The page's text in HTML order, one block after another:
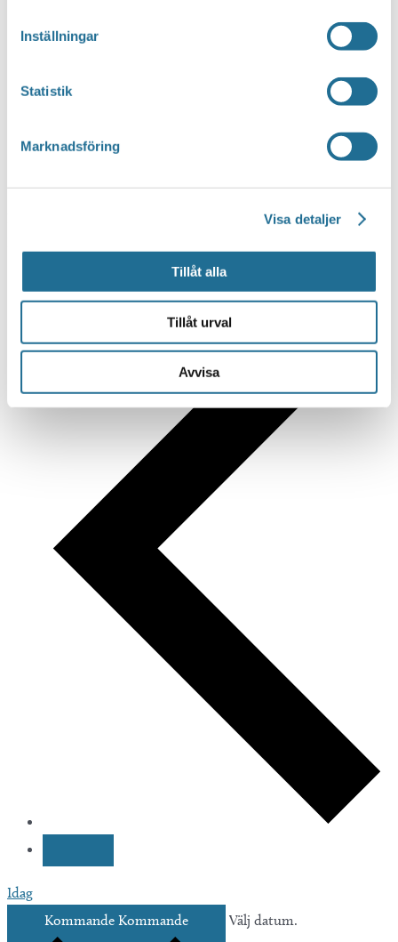
Inställningar
Statistik
Marknadsföring
Visa detaljer
Tillåt alla
Tillåt urval
Avvisa
Idag
Kommande Kommande Välj datum.